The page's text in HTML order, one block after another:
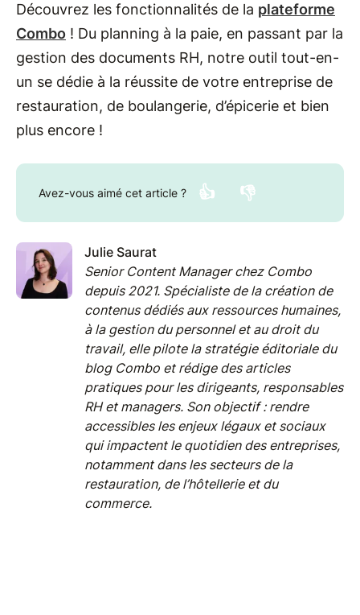
Découvrez les fonctionnalités de la plateforme
Combo ! Du planning à la paie, en passant par la
gestion des documents RH, notre outil tout-en-
un se dédie à la réussite de votre entreprise de
restauration, de boulangerie, d’épicerie et bien
plus encore !
Avez-vous aimé cet article ? 👍 👎
Julie Saurat
Senior Content Manager chez Combo
depuis 2021. Spécialiste de la création de
contenus dédiés aux ressources humaines,
à la gestion du personnel et au droit du
travail, elle pilote la stratégie éditoriale du
blog Combo et rédige des articles
pratiques pour les dirigeants, responsables
RH et managers. Son objectif : rendre
accessibles les enjeux légaux et sociaux
qui impactent le quotidien des entreprises,
notamment dans les secteurs de la
restauration, de l’hôtellerie et du
commerce.